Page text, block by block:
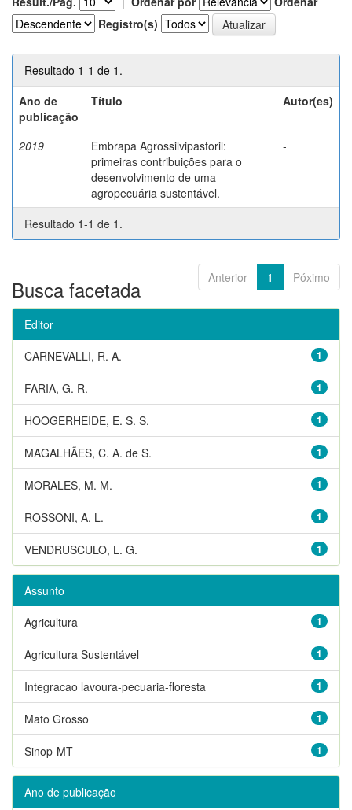
Registro(s)
Resultado 1-1 de 1.
Ano de
publicação
Título Autor(es)
2019
Embrapa Agrossilvipastoril:
primeiras contribuições para o
desenvolvimento de uma
agropecuária sustentável.
-
Resultado 1-1 de 1.
Anterior 1 Póximo
Busca facetada
Editor
1
CARNEVALLI, R. A.
1
FARIA, G. R.
1
HOOGERHEIDE, E. S. S.
1
MAGALHÃES, C. A. de S.
1
MORALES, M. M.
1
ROSSONI, A. L.
1
VENDRUSCULO, L. G.
Assunto
1
Agricultura
1
Agricultura Sustentável
1
Integracao lavoura-pecuaria-floresta
1
Mato Grosso
1
Sinop-MT
Ano de publicação